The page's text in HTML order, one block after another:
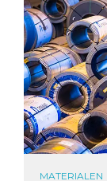
MATERIALEN